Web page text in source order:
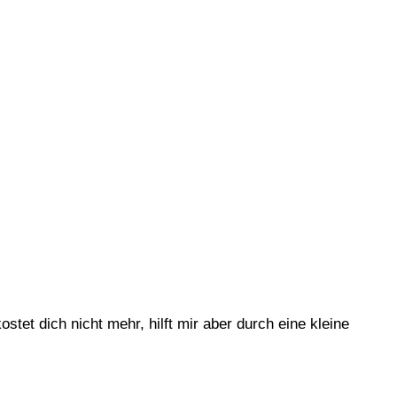
dich nicht mehr, hilft mir aber durch eine kleine